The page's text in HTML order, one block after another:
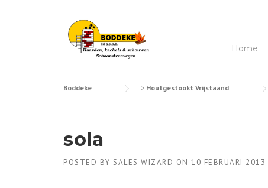
Home
Boddeke > Houtgestookt Vrijstaand
sola
POSTED BY SALES WIZARD ON 10 FEBRUARI 2013